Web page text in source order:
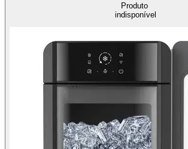
Produto
indisponível